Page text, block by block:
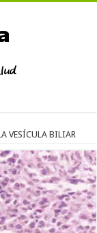
VESÍCULA BILIAR